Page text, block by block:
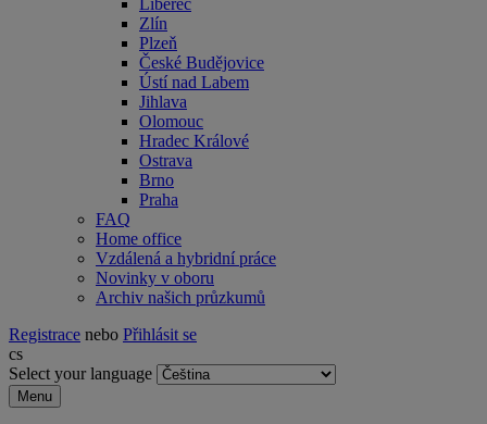
Liberec
Zlín
Plzeň
České Budějovice
Ústí nad Labem
Jihlava
Olomouc
Hradec Králové
Ostrava
Brno
Praha
FAQ
Home office
Vzdálená a hybridní práce
Novinky v oboru
Archiv našich průzkumů
Registrace nebo Přihlásit se
cs
Select your language
Menu